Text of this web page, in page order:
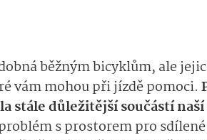
běžným bicyklům, ale
vám mohou při jízdě pomoci.
stále důležitější součástí
s prostorem pro